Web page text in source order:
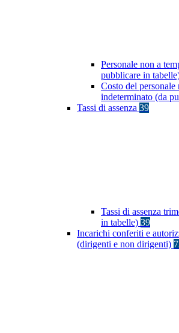
Personale non a
pubblicare in
Costo del personale
indeterminato (da
Tassi di assenza 39
Tassi di assenza
in tabelle) 39
Incarichi conferiti e
(dirigenti e non dirigenti)